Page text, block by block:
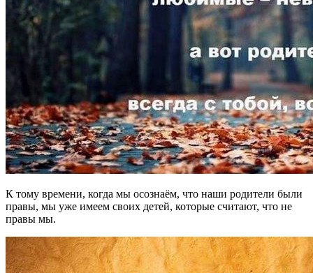
К тому времени, когда мы осознаём, что наши родители были
правы, мы уже имеем своих детей, которые считают, что не
правы мы.